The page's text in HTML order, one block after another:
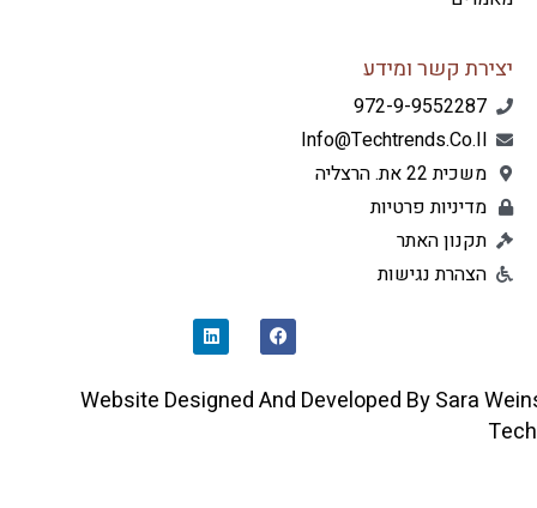
קשר ומידע
972-9-9552287
Info@techtrends.co.il
משכית 22 את. הרצליה
מדיניות פרטיות
תקנון האתר
הצהרת נגישות
O
O
D
I
Website Designed And Developed By Sara